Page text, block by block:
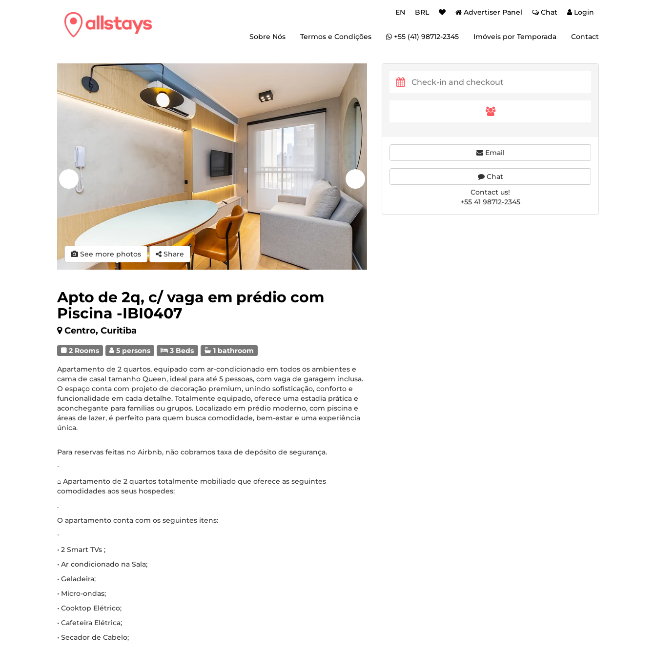
EN BRL Advertiser Panel Chat Login
Sobre Nós Termos e Condições +55 (41) 98712-2345 Imóveis por Temporada Contact
See more photos Share
Apto de 2q, c/ vaga em prédio com
Piscina -IBI0407
Centro, Curitiba
2 Rooms 5 persons 3 Beds 1 bathroom
Apartamento de 2 quartos, equipado com ar-condicionado em todos os ambientes e
cama de casal tamanho Queen, ideal para até 5 pessoas, com vaga de garagem inclusa.
O espaço conta com projeto de decoração premium, unindo sofisticação, conforto e
funcionalidade em cada detalhe. Totalmente equipado, oferece uma estadia prática e
aconchegante para famílias ou grupos. Localizado em prédio moderno, com piscina e
áreas de lazer, é perfeito para quem busca comodidade, bem-estar e uma experiência
única.
Para reservas feitas no Airbnb, não cobramos taxa de depósito de segurança.
∙
⌂ Apartamento de 2 quartos totalmente mobiliado que oferece as seguintes
comodidades aos seus hospedes:
.
O apartamento conta com os seguintes itens:
∙
• 2 Smart TVs ;
• Ar condicionado na Sala;
• Geladeira;
• Micro-ondas;
• Cooktop Elétrico;
• Cafeteira Elétrica;
• Secador de Cabelo;
Email
Chat
Contact us!
+55 41 98712-2345